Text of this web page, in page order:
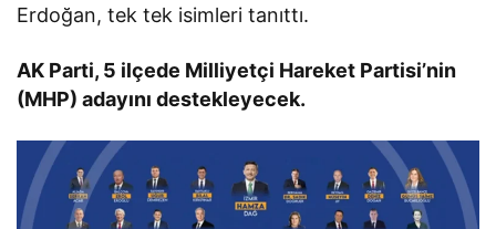
Erdoğan, tek tek isimleri tanıttı.
AK Parti, 5 ilçede Milliyetçi Hareket Partisi’nin
(MHP) adayını destekleyecek.